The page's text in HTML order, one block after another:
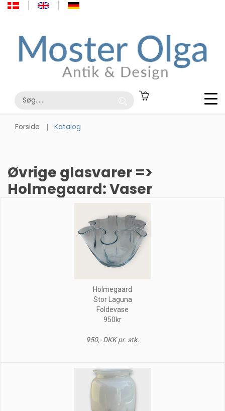
Forside Katalog
Øvrige glasvarer =>
Holmegaard: Vaser
Holmegaard
Stor Laguna
Foldevase
950kr
950,- DKK pr. stk.